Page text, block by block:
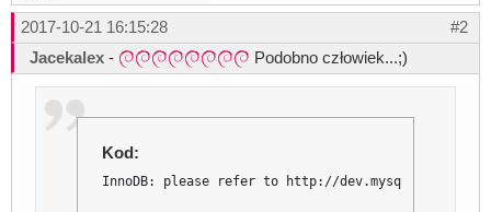
#2
2017-10-21 16:15:28
Jacekalex - Podobno człowiek...;)
Kod:
InnoDB: please refer to http://dev.mysql.com/doc/